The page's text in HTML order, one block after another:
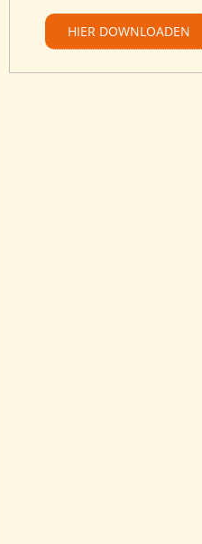
HIER DOWNLOADEN